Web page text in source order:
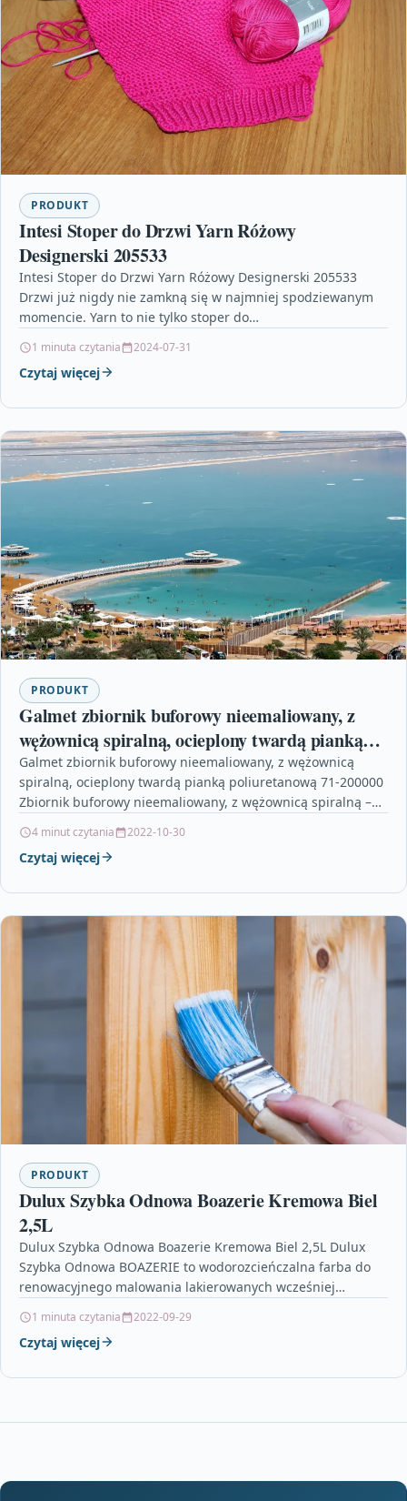
PRODUKT
Intesi Stoper do Drzwi Yarn Różowy
Designerski 205533
Intesi Stoper do Drzwi Yarn Różowy Designerski 205533
Drzwi już nigdy nie zamkną się w najmniej spodziewanym
momencie. Yarn to nie tylko stoper do…
1 minuta czytania 2024-07-31
Czytaj więcej
PRODUKT
Galmet zbiornik buforowy nieemaliowany, z
wężownicą spiralną, ocieplony twardą pianką
poliuretanową 71-200000
Galmet zbiornik buforowy nieemaliowany, z wężownicą
spiralną, ocieplony twardą pianką poliuretanową 71-200000
Zbiornik buforowy nieemaliowany, z wężownicą spiralną –
4 minut czytania 2022-10-30
Czytaj więcej
PRODUKT
Dulux Szybka Odnowa Boazerie Kremowa Biel
2,5L
Dulux Szybka Odnowa Boazerie Kremowa Biel 2,5L Dulux
Szybka Odnowa BOAZERIE to wodorozcieńczalna farba do
renowacyjnego malowania lakierowanych wcześniej
1 minuta czytania 2022-09-29
Czytaj więcej